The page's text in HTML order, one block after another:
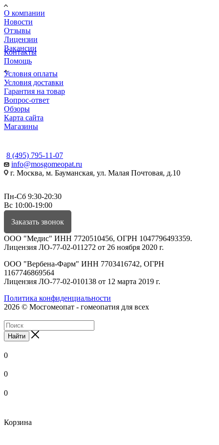
О компании
Новости
Отзывы
Лицензии
Вакансии
Контакты
Помощь
Условия оплаты
Условия доставки
Гарантия на товар
Вопрос-ответ
Обзоры
Карта сайта
Магазины
8 (495) 795-11-07
info@mosgomeopat.ru
г. Москва, м. Бауманская, ул. Малая Почтовая, д.10
Пн-Сб 9:30-20:30
Вс 10:00-19:00
Заказать звонок
ООО "Медис" ИНН 7720510456, ОГРН 1047796493359.
Лицензия ЛО-77-02-011272 от 26 ноября 2020 г.
ООО "Вербена-Фарм" ИНН 7703416742, ОГРН
1167746869564
Лицензия ЛО-77-02-010138 от 12 марта 2019 г.
Политика конфиденциальности
2026 © Мосгомеопат - гомеопатия для всех
Найти
0
0
0
Корзина